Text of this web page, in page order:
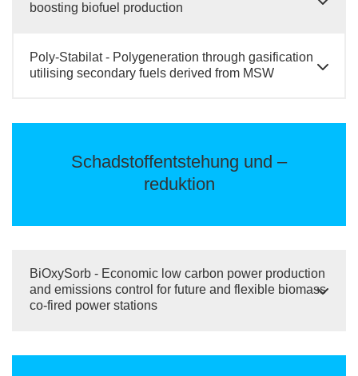
boosting biofuel production
Poly-Stabilat - Polygeneration through gasification
utilising secondary fuels derived from MSW
Schadstoffentstehung und –
reduktion
BiOxySorb - Economic low carbon power production
and emissions control for future and flexible biomass
co-fired power stations